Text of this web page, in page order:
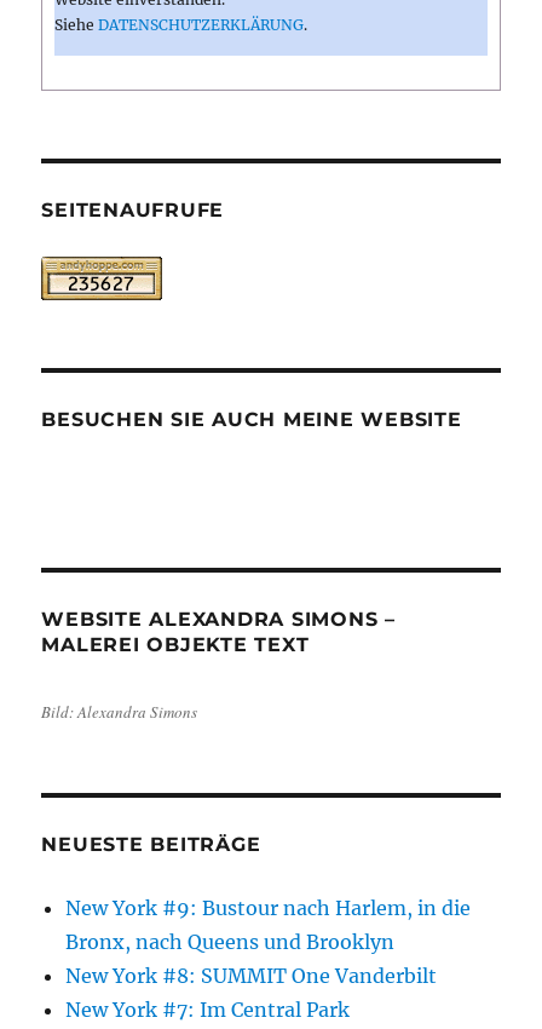
SieheDATENSCHUTZERKLÄRUNG.
SEITENAUFRUFE
BESUCHEN SIE AUCH MEINE WEBSITE
WEBSITE ALEXANDRA SIMONS –
MALEREI OBJEKTE TEXT
Bild: Alexandra Simons
NEUESTE BEITRÄGE
New York #9: Bustour nach Harlem, in die
Bronx, nach Queens und Brooklyn
New York #8: SUMMIT One Vanderbilt
New York #7: Im Central Park